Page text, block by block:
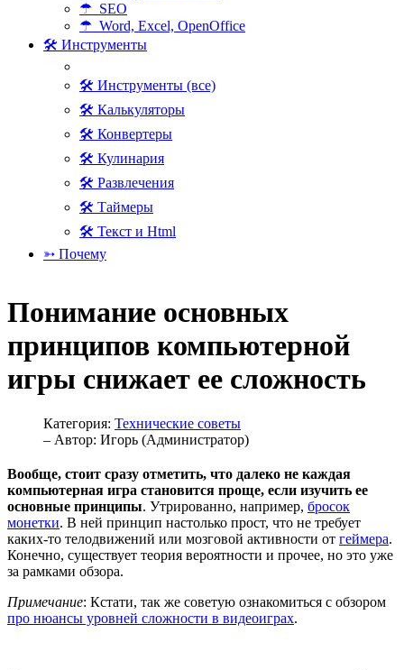
☂ SEO
☂ Word, Excel, OpenOffice
🛠 Инструменты
🛠 Инструменты (все)
🛠 Калькуляторы
🛠 Конвертеры
🛠 Кулинария
🛠 Развлечения
🛠 Таймеры
🛠 Текст и Html
➳ Почему
Понимание основных
принципов компьютерной
игры снижает ее сложность
Категория: Технические советы
– Автор: Игорь (Администратор)
Вообще, стоит сразу отметить, что далеко не каждая
компьютерная игра становится проще, если изучить ее
основные принципы. Утрированно, например, бросок
монетки. В ней принцип настолько прост, что не требует
каких-то телодвижений или мозговой активности от геймера.
Конечно, существует теория вероятности и прочее, но это уже
за рамками обзора.
Примечание: Кстати, так же советую ознакомиться с обзором
про нюансы уровней сложности в видеоиграх.